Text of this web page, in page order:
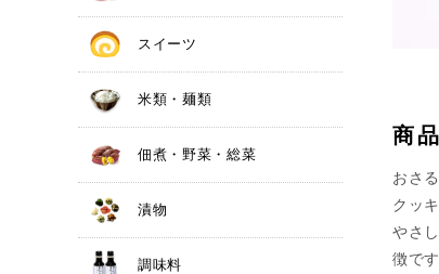
スイーツ
米類・麺類
佃煮・野菜・総菜
漬物
調味料
商
おさ
クッキ
やさ
徴です